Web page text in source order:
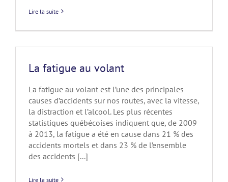
Lire la suite
La fatigue au volant
La fatigue au volant est l’une des principales
causes d’accidents sur nos routes, avec la vitesse,
la distraction et l’alcool. Les plus récentes
statistiques québécoises indiquent que, de 2009
à 2013, la fatigue a été en cause dans 21 % des
accidents mortels et dans 23 % de l’ensemble
des accidents [...]
Lire la suite